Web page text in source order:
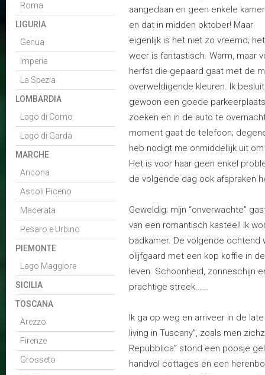
Roma
LIGURIA
Genua
Imperia
La Spezia
LOMBARDIA
Lago di Como
Lago di Garda
MARCHE
Ancona
Ascoli Piceno
Macerata
Pesaro e Urbino
PIEMONTE
Lago Maggiore
SICILIA
TOSCANA
Arezzo
Firenze
Grosseto
aangedaan en geen enkele
en dat in midden oktober! Maar
eigenlijk is het niet zo vreemd; het
weer is fantastisch. Warm, maar
herfst die gepaard gaat met de
overweldigende kleuren. Ik besluit
gewoon een goede
zoeken en in de auto te
moment gaat de telefoon;
heb nodigt me onmiddellijk uit
Het is voor haar geen enkel
de volgende dag ook afspraken
Geweldig; mijn “onverwachte”
van een romantisch kasteel! Ik
badkamer. De volgende ochtend
olijfgaard met een kop koffie in
leven. Schoonheid, zonneschijn
prachtige streek.…..
Ik ga op weg en arriveer in de
living in Tuscany”, zoals men
Repubblica” stond een poosje
handvol cottages en een